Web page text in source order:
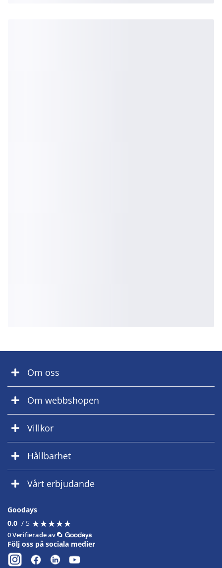
Om oss
Om webbshopen
Villkor
Hållbarhet
Vårt erbjudande
Goodays
0.0 / 5 ★★★★★
★★★★★
0 Verifierade av
Följ oss på sociala medier